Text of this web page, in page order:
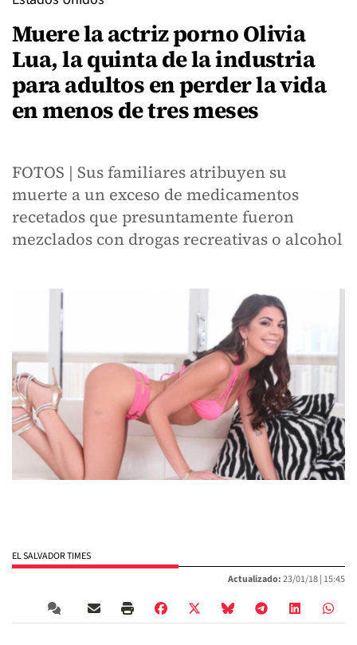
Muere la actriz porno Olivia
Lua, la quinta de la industria
para adultos en perder la vida
en menos de tres meses
FOTOS | Sus familiares atribuyen su
muerte a un exceso de medicamentos
recetados que presuntamente fueron
mezclados con drogas recreativas o alcohol
EL SALVADOR TIMES
Actualizado:23/01/18 | 15:45